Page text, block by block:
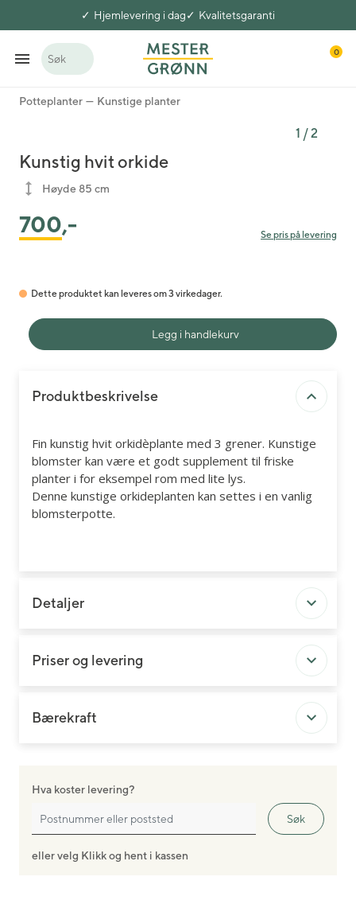
Hjemlevering i dag Kvalitetsgaranti
Søk
0
Potteplanter Kunstige planter
1 /2
Kunstig hvit orkide
Høyde 85 cm
700,- Se pris på levering
Dette produktet kan leveres om 3 virkedager.
Legg i handlekurv
Produktbeskrivelse
Fin kunstig hvit orkidèplante med 3 grener. Kunstige
blomster kan være et godt supplement til friske
planter i for eksempel rom med lite lys.
Denne kunstige orkideplanten kan settes i en vanlig
blomsterpotte.
Detaljer
Priser og levering
Bærekraft
Hva koster levering?
Søk
eller velg Klikk og hent i kassen